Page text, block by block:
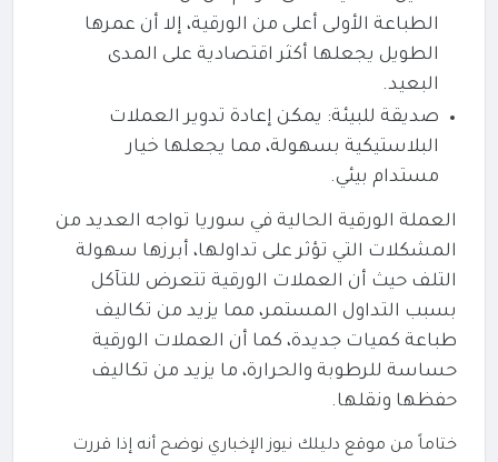
الطباعة الأولى أعلى من الورقية، إلا أن عمرها
الطويل يجعلها أكثر اقتصادية على المدى
البعيد.
صديقة للبيئة: يمكن إعادة تدوير العملات
البلاستيكية بسهولة، مما يجعلها خيار
مستدام بيئي.
العملة الورقية الحالية في سوريا تواجه العديد من
المشكلات التي تؤثر على تداولها، أبرزها سهولة
التلف حيث أن العملات الورقية تتعرض للتآكل
بسبب التداول المستمر، مما يزيد من تكاليف
طباعة كميات جديدة، كما أن العملات الورقية
حساسة للرطوبة والحرارة، ما يزيد من تكاليف
حفظها ونقلها.
ختاماً من موقع دليلك نيوز الإخباري نوضح أنه إذا قررت